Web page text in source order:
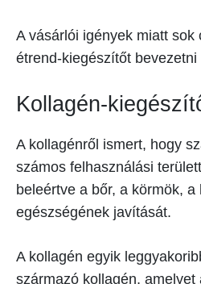
A vásárlói igények miatt sok
étrend-kiegészítőt bevezetni
Kollagén-
A kollagénről ismert, hogy
számos felhasználási
beleértve a bőr, a körmök,
egészségének javítását.
A kollagén egyik
származó kollagén, amelyet